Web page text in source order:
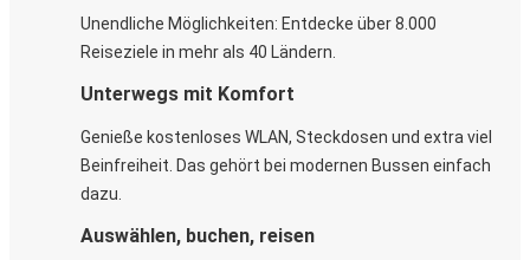
Unendliche Möglichkeiten: Entdecke über 8.000
Reiseziele in mehr als 40 Ländern.
Unterwegs mit Komfort
Genieße kostenloses WLAN, Steckdosen und extra viel
Beinfreiheit. Das gehört bei modernen Bussen einfach
dazu.
Auswählen, buchen, reisen